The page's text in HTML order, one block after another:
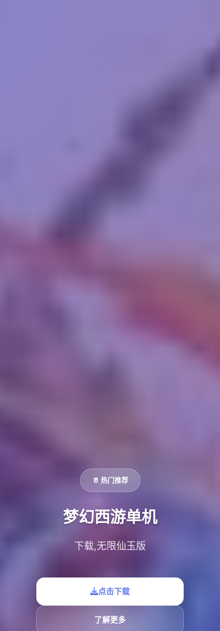
🚪 热门推荐
梦幻西游单机
下载,无限仙玉版
点击下载
了解更多